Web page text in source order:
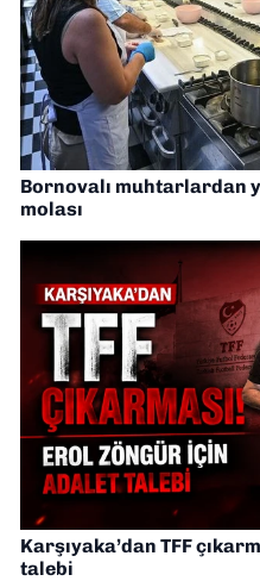
Bornovalı muhtarlardan
molası
Karşıyaka’dan TFF
talebi